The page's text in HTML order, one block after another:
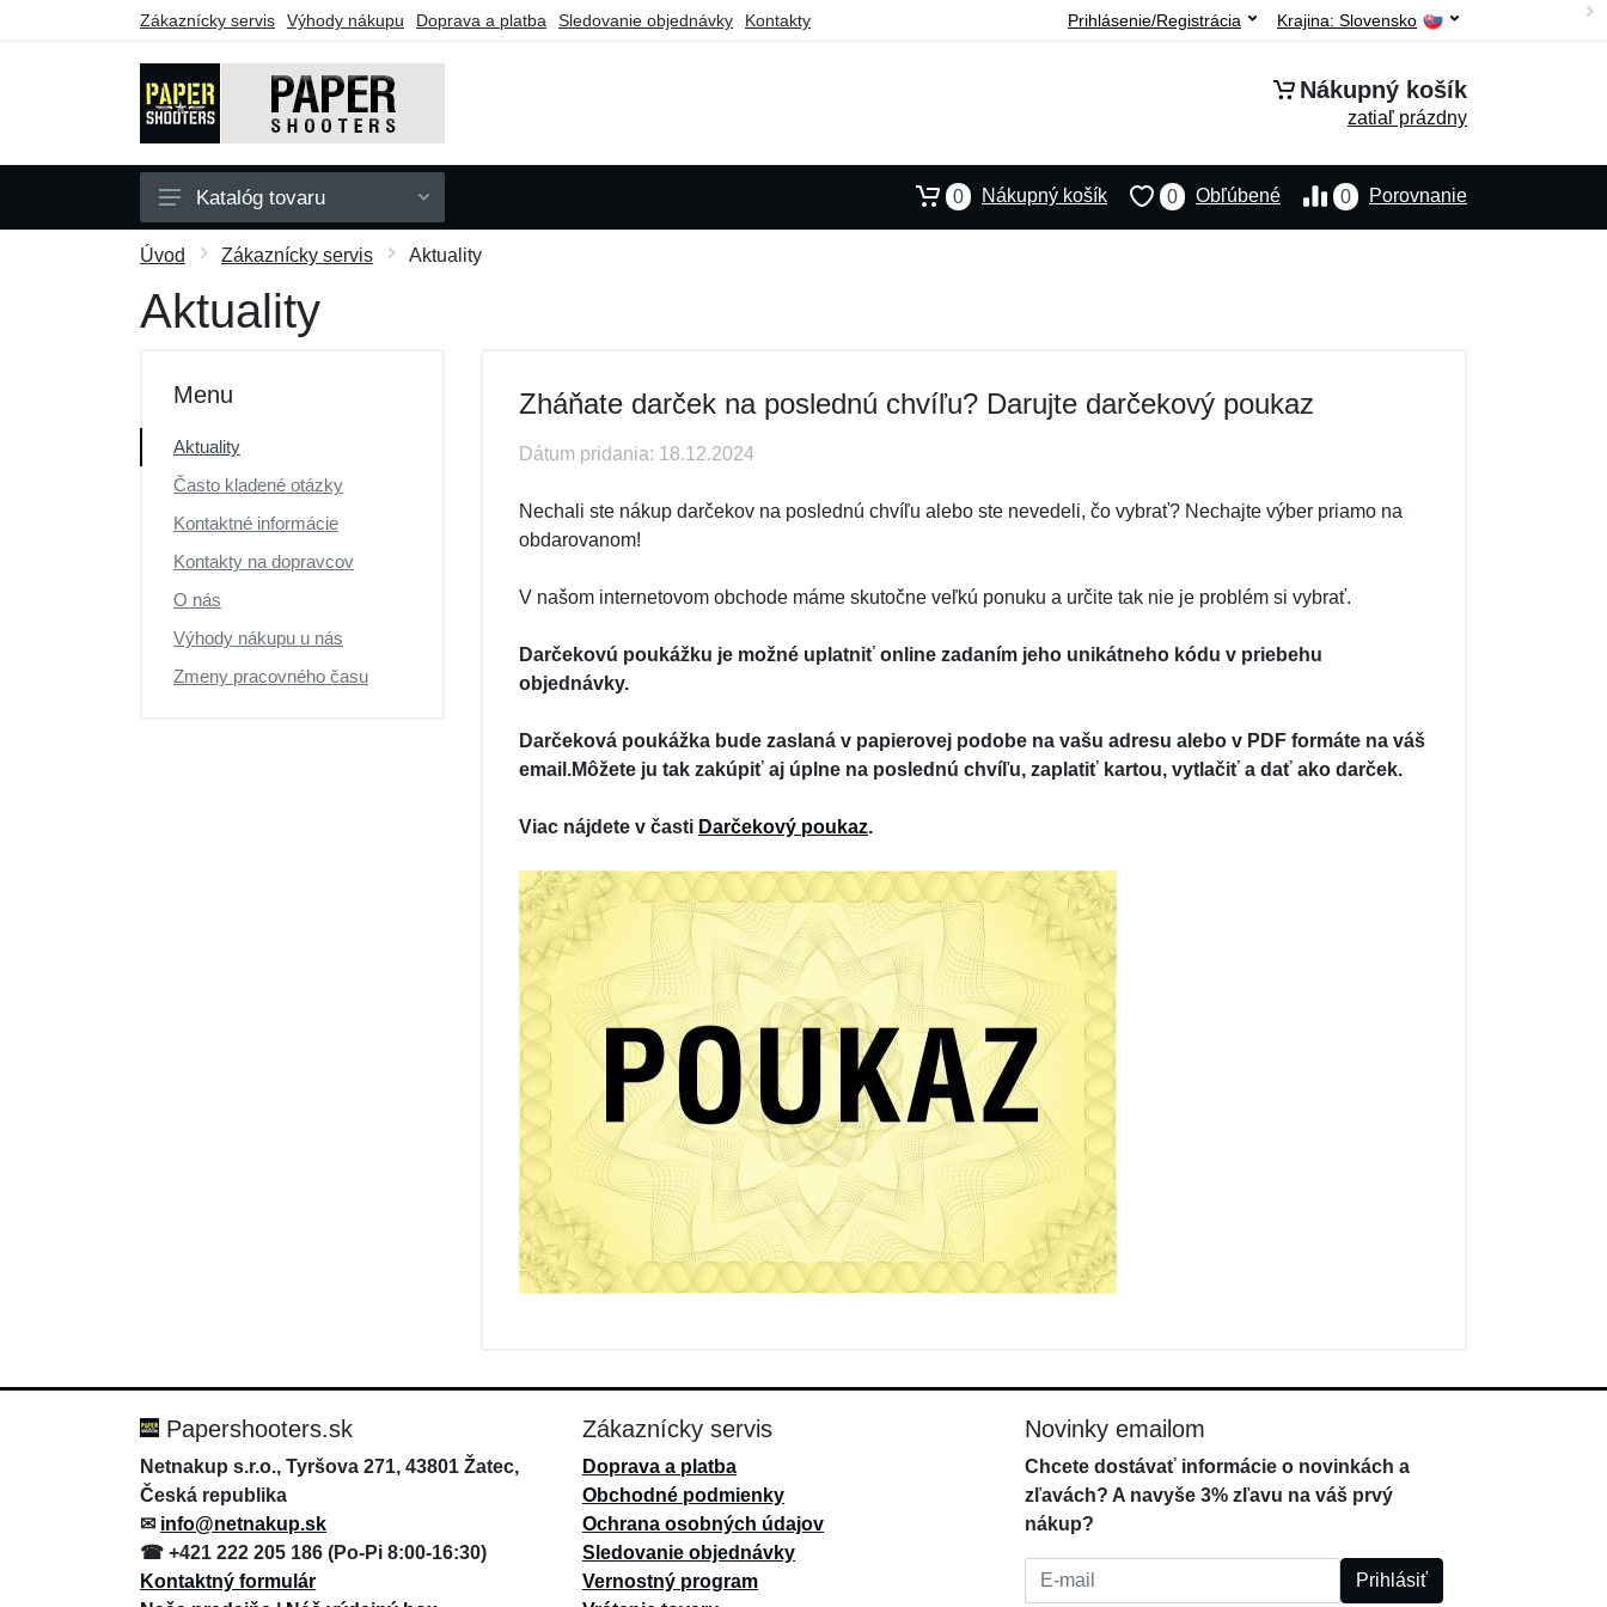
Zákaznícky servis Výhody nákupu Doprava a platba Sledovanie objednávky Kontakty Krajina: Slovensko
Prihlásenie/Registrácia
Nákupný košík
zatiaľ prázdny
Zbrane
Doplnky
Darčekové poukazy
Katalóg tovaru 0 Porovnanie
0 Obľúbené
0 Nákupný košík
Úvod Zákaznícky servis Aktuality
Aktuality
Menu
Aktuality
Často kladené otázky
Kontaktné informácie
Kontakty na dopravcov
O nás
Výhody nákupu u nás
Zmeny pracovného času
Zháňate darček na poslednú chvíľu? Darujte darčekový poukaz
Dátum pridania: 18.12.2024
Nechali ste nákup darčekov na poslednú chvíľu alebo ste nevedeli, čo vybrať? Nechajte výber priamo na
obdarovanom!
V našom internetovom obchode máme skutočne veľkú ponuku a určite tak nie je problém si vybrať.
Darčekovú poukážku je možné uplatniť online zadaním jeho unikátneho kódu v priebehu
objednávky.
Darčeková poukážka bude zaslaná v papierovej podobe na vašu adresu alebo v PDF formáte na váš
email.Môžete ju tak zakúpiť aj úplne na poslednú chvíľu, zaplatiť kartou, vytlačiť a dať ako darček.
Viac nájdete v časti Darčekový poukaz.
Papershooters.sk
Netnakup s.r.o., Tyršova 271, 43801 Žatec,
Česká republika
✉ info@netnakup.sk
☎ +421 222 205 186 (Po-Pi 8:00-16:30)
Kontaktný formulár
Zákaznícky servis
Doprava a platba
Obchodné podmienky
Ochrana osobných údajov
Sledovanie objednávky
Vernostný program
Novinky emailom
Chcete dostávať informácie o novinkách a
zľavách? A navyše 3% zľavu na váš prvý
nákup?
E-mail: Prihlásiť